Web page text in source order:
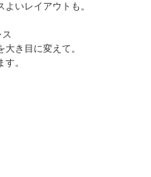
いレイアウトも。
き目に変えて。
。